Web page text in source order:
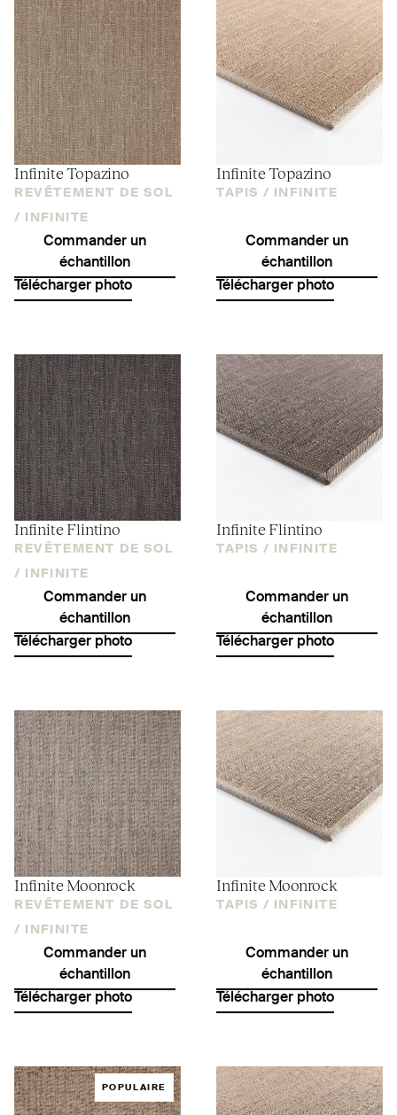
Infinite Topazino
REVÊTEMENT DE SOL
/
INFINITE
Commander un
échantillon
Télécharger photo
Infinite Topazino
TAPIS / INFINITE
Commander un
échantillon
Télécharger photo
Infinite Flintino
REVÊTEMENT DE SOL
/
INFINITE
Commander un
échantillon
Télécharger photo
Infinite Flintino
TAPIS / INFINITE
Commander un
échantillon
Télécharger photo
Infinite Moonrock
REVÊTEMENT DE SOL
/
INFINITE
Commander un
échantillon
Télécharger photo
Infinite Moonrock
TAPIS / INFINITE
Commander un
échantillon
Télécharger photo
POPULAIRE